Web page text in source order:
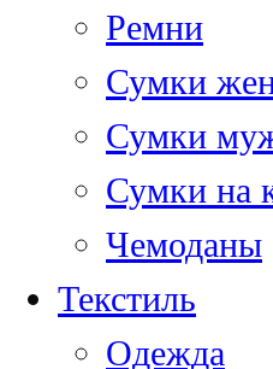
Ремни
Сумки
Сумки
Сумки на
Чемоданы
Текстиль
Одежда